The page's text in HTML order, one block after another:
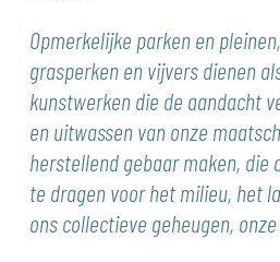
Opmerkelijke parken en
grasperken en vijvers dienen
kunstwerken die de aandacht
en uitwassen van onze
herstellend gebaar maken, die
te dragen voor het milieu, het
ons collectieve geheugen, onze